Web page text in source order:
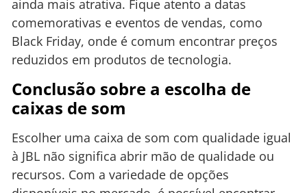
ainda mais atrativa. Fique atento a datas
comemorativas e eventos de vendas, como
Black Friday, onde é comum encontrar preços
reduzidos em produtos de tecnologia.
Conclusão sobre a escolha de
caixas de som
Escolher uma caixa de som com qualidade igual
à JBL não significa abrir mão de qualidade ou
recursos. Com a variedade de opções